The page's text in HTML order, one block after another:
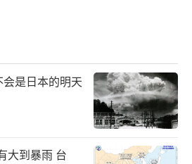
是日本的明天
大到暴雨 台